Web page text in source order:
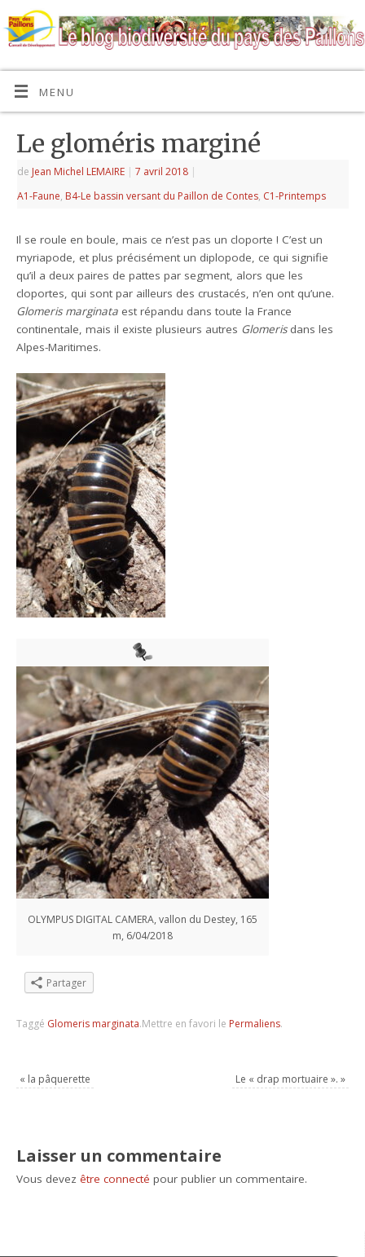
MENU
Le gloméris marginé
de Jean Michel LEMAIRE | 7 avril 2018 |
A1-Faune, B4-Le bassin versant du Paillon de Contes, C1-Printemps
Il se roule en boule, mais ce n’est pas un cloporte ! C’est un
myriapode, et plus précisément un diplopode, ce qui signifie
qu’il a deux paires de pattes par segment, alors que les
cloportes, qui sont par ailleurs des crustacés, n’en ont qu’une.
Glomeris marginata est répandu dans toute la France
continentale, mais il existe plusieurs autres Glomerisdans les
Alpes-Maritimes.
OLYMPUS DIGITAL CAMERA, vallon du Destey, 165
m, 6/04/2018
Partager
Taggé Glomeris marginata.Mettre en favori le Permaliens.
« la pâquerette Le « drap mortuaire ». »
Laisser un commentaire
Vous devezêtre connecté pour publier un commentaire.